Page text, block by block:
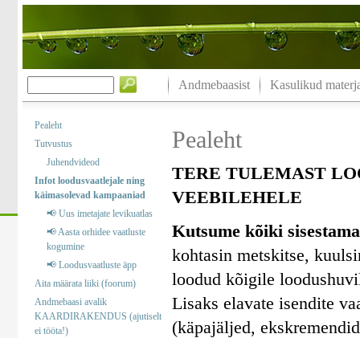
Andmebaasist Kasulikud
Pealeht
Tutvustus
Juhendvideod
Infot loodusvaatlejale ning
käimasolevad kampaaniad
📢 Uus imetajate levikuatlas
📢 Aasta orhidee vaatluste
kogumine
📢 Loodusvaatluste äpp
Aita määrata liiki (foorum)
Andmebaasi avalik
KAARDIRAKENDUS (ajutiselt
ei tööta!)
Pealeht
TERE TULEMAST
VEEBILEHELE
Kutsume kõiki
kohtasin metskitse,
loodud kõigile
Lisaks elavate isendite
(käpajäljed,